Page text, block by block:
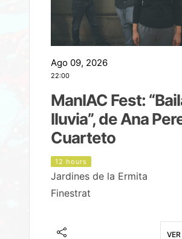
Ago 09, 2026
22:00
ManIAC Fest:
lluvia”, de Ana
Cuarteto
12 hours
Jardines de la Ermita
Finestrat